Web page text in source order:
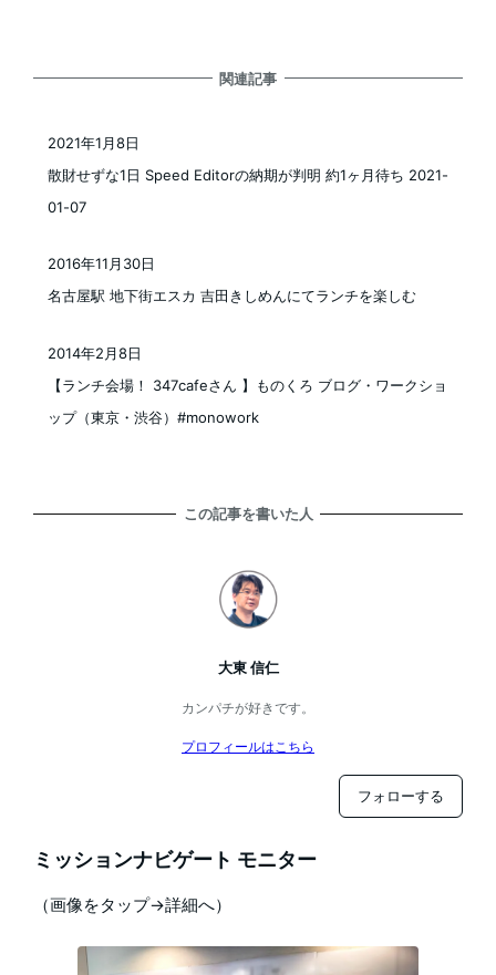
関連記事
散財せずな1日 Speed Editorの納期が判明 約1ヶ月待ち 2021-
01-07
投稿日
2021年1月8日
名古屋駅 地下街エスカ 吉田きしめんにてランチを楽しむ
2016年11月30日
【ランチ会場！ 347cafeさん 】ものくろ ブログ・ワークショ
ップ（東京・渋谷）#monowork
2014年2月8日
この記事を書いた人
大東 信仁
カンパチが好きです。
プロフィールはこちら
フォローする
ミッションナビゲート モニター
（画像をタップ→詳細へ）